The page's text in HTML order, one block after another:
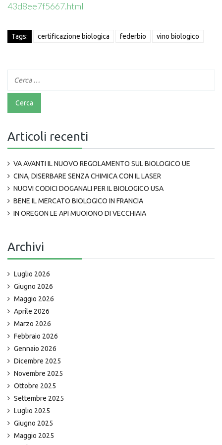
43d8ee7f5667.html
Tags: certificazione biologica federbio vino biologico
Articoli recenti
VA AVANTI IL NUOVO REGOLAMENTO SUL BIOLOGICO UE
CINA, DISERBARE SENZA CHIMICA CON IL LASER
NUOVI CODICI DOGANALI PER IL BIOLOGICO USA
BENE IL MERCATO BIOLOGICO IN FRANCIA
IN OREGON LE API MUOIONO DI VECCHIAIA
Archivi
Luglio 2026
Giugno 2026
Maggio 2026
Aprile 2026
Marzo 2026
Febbraio 2026
Gennaio 2026
Dicembre 2025
Novembre 2025
Ottobre 2025
Settembre 2025
Luglio 2025
Giugno 2025
Maggio 2025